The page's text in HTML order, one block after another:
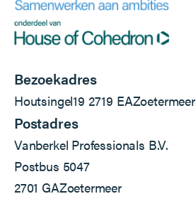
Bezoekadres
Houtsingel19 2719 EAZoetermeer
Postadres
Vanberkel Professionals B.V.
Postbus 5047
2701 GAZoetermeer